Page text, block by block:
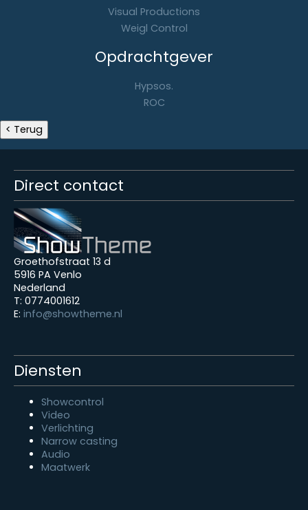
Visual Productions
Weigl Control
Opdrachtgever
Hypsos.
ROC
Direct contact
Groethofstraat 13 d
5916 PA Venlo
Nederland
T: 0774001612
E: info@showtheme.nl
Diensten
Showcontrol
Video
Verlichting
Narrow casting
Audio
Maatwerk